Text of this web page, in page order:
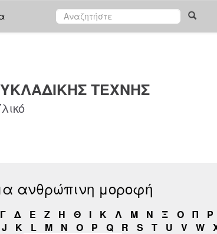
ΤΕΧΝΗΣ
ανθρώπινη μοροφή
Γ Δ Ε Ζ Η Θ Ι Κ Λ Μ Ν Ξ Ο Π Ρ
J K L M N O P Q R S T U V W